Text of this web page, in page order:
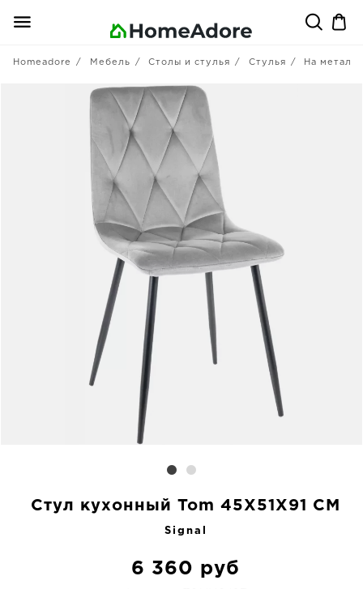
Homeadore Мебель Столы и стулья Стулья На
Стул кухонный Tom 45X51X91 CM
Signal
6 360 руб